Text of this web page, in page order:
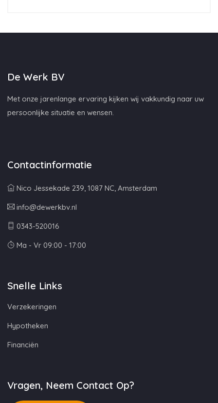
De Werk BV
Met onze jarenlange ervaring kijken wij vakkundig naar uw
persoonlijke situatie en wensen.
Contactinformatie
Nico Jessekade 239, 1087 NC, Amsterdam
info@dewerkbv.nl
0343-520016
Ma - Vr 09:00 - 17:00
Snelle Links
Verzekeringen
Hypotheken
Financiën
Vragen, Neem Contact Op?